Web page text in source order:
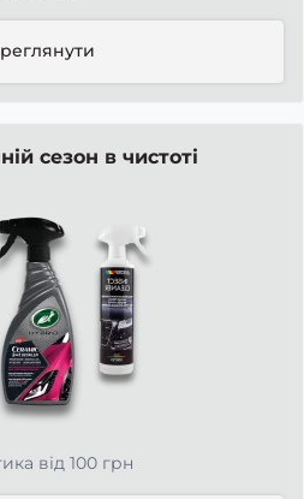
сезон в чистоті
від 100 грн